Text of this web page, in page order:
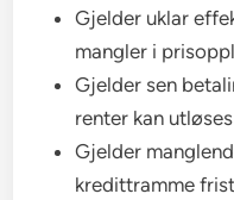
Gjelder uklar
mangler i
Gjelder sen
renter kan
Gjelder
kredittramme